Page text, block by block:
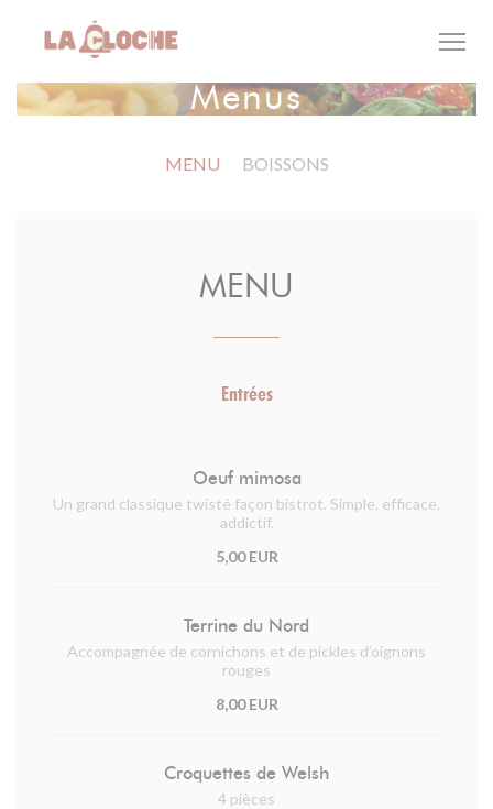
Personalizing your cookie choices
Menus
MENU BOISSONS
MENU
Entrées
Oeuf mimosa
Un grand classique twisté façon bistrot. Simple, efficace,
addictif.
5,00 EUR
Terrine du Nord
Accompagnée de cornichons et de pickles d’oignons
rouges
8,00 EUR
Croquettes de Welsh
4 pièces